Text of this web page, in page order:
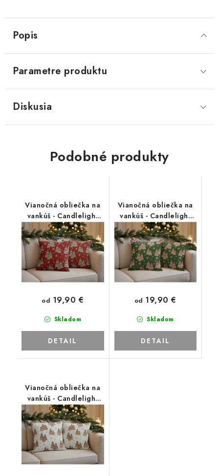
Popis
Parametre produktu
Diskusia
Podobné produkty
Vianočná obliečka na
vankúš - Candlelight
red
Skladom
od 19,90 €
DETAIL
Vianočná obliečka na
vankúš - Candlelight
green
Skladom
od 19,90 €
DETAIL
Vianočná obliečka na
vankúš - Candlelight
white